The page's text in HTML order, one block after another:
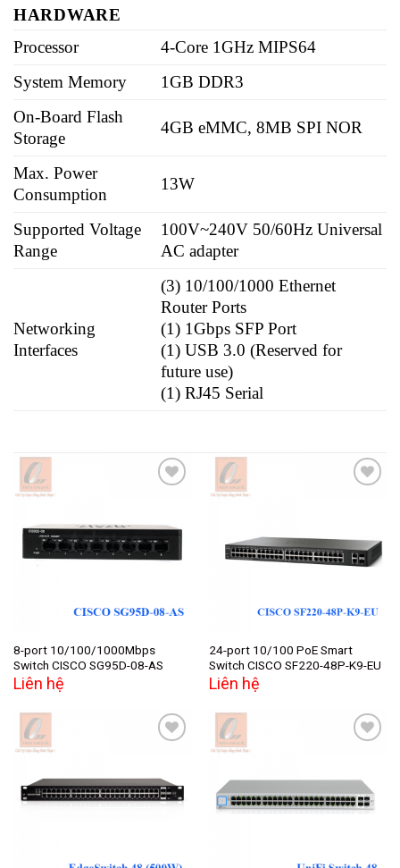
HARDWARE
Processor
4-Core 1GHz MIPS64
System Memory
1GB DDR3
On-Board Flash
Storage
4GB eMMC, 8MB SPI NOR
Max. Power
Consumption
13W
Supported Voltage
Range
100V~240V 50/60Hz Universal
AC adapter
Networking
Interfaces
(3) 10/100/1000 Ethernet
Router Ports
(1) 1Gbps SFP Port
(1) USB 3.0 (Reserved for
future use)
(1) RJ45 Serial
Add to
wishlist
8-port 10/100/1000Mbps
Switch CISCO SG95D-08-AS
Liên hệ
wishlist
24-port 10/100 PoE Smart
Switch CISCO SF220-48P-K9-EU
Liên hệ
Add to
wishlist
Add to
wishlist